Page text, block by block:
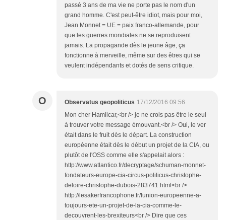
passé 3 ans de ma vie ne porte pas le nom d'un
grand homme. C'est peut-être idiot, mais pour moi,
Jean Monnet = UE = paix franco-allemande, pour
que les guerres mondiales ne se reproduisent
jamais. La propagande dès le jeune âge, ça
fonctionne à merveille, même sur des êtres qui se
veulent indépendants et dotés de sens critique.
O Observatus geopoliticus 17/12/2016 09:56
Mon cher Hamilcar,<br /> je ne crois pas être le seul
à trouver votre message émouvant.<br /> Oui, le ver
était dans le fruit dès le départ. La construction
européenne était dès le début un projet de la CIA, ou
plutôt de l'OSS comme elle s'appelait alors :
http://www.atlantico.fr/decryptage/schuman-monnet-
fondateurs-europe-cia-circus-politicus-christophe-
deloire-christophe-dubois-283741.html<br />
http://lesakerfrancophone.fr/lunion-europeenne-a-
toujours-ete-un-projet-de-la-cia-comme-le-
decouvrent-les-brexiteurs<br /> Dire que ces